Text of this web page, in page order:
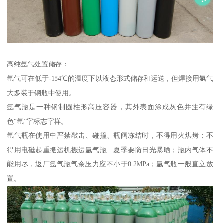
高纯氩气处置储存：
氩气可在低于-184℃的温度下以液态形式储存和运送，但焊接用氩气
大多装于钢瓶中使用。
氩气瓶是一种钢制圆柱形高压容器，其外表面涂成灰色并注有绿
色“氩”字标志字样。
氩气瓶在使用中严禁敲击、碰撞、瓶阀冻结时，不得用火烘烤；不
得用电磁起重搬运机搬运氩气瓶；夏季要防日光暴晒；瓶内气体不
能用尽，返厂氩气瓶气余压力应不小于0.2MPa；氩气瓶一般直立放
置。